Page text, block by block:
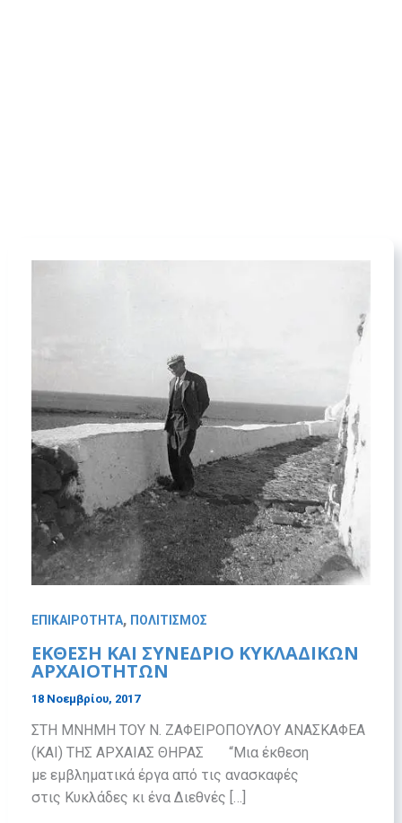
ΕΠΙΚΑΙΡΟΤΗΤΑ, ΠΟΛΙΤΙΣΜΟΣ
ΕΚΘΕΣΗ ΚΑΙ ΣΥΝΕΔΡΙΟ ΚΥΚΛΑΔΙΚΩΝ
ΑΡΧΑΙΟΤΗΤΩΝ
18 Νοεμβρίου, 2017
ΣΤΗ ΜΝΗΜΗ ΤΟΥ Ν. ΖΑΦΕΙΡΟΠΟΥΛΟΥ ΑΝΑΣΚΑΦΕΑ
(ΚΑΙ) ΤΗΣ ΑΡΧΑΙΑΣ ΘΗΡΑΣ “Μια έκθεση
με εμβληματικά έργα από τις ανασκαφές
στις Κυκλάδες κι ένα Διεθνές […]